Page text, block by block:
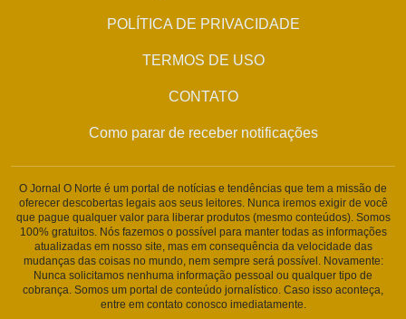
POLÍTICA DE PRIVACIDADE
TERMOS DE USO
CONTATO
Como parar de receber notificações
O Jornal O Norte é um portal de notícias e tendências que tem a missão de
oferecer descobertas legais aos seus leitores. Nunca iremos exigir de você
que pague qualquer valor para liberar produtos (mesmo conteúdos). Somos
100% gratuitos. Nós fazemos o possível para manter todas as informações
atualizadas em nosso site, mas em consequência da velocidade das
mudanças das coisas no mundo, nem sempre será possível. Novamente:
Nunca solicitamos nenhuma informação pessoal ou qualquer tipo de
cobrança. Somos um portal de conteúdo jornalístico. Caso isso aconteça,
entre em contato conosco imediatamente.